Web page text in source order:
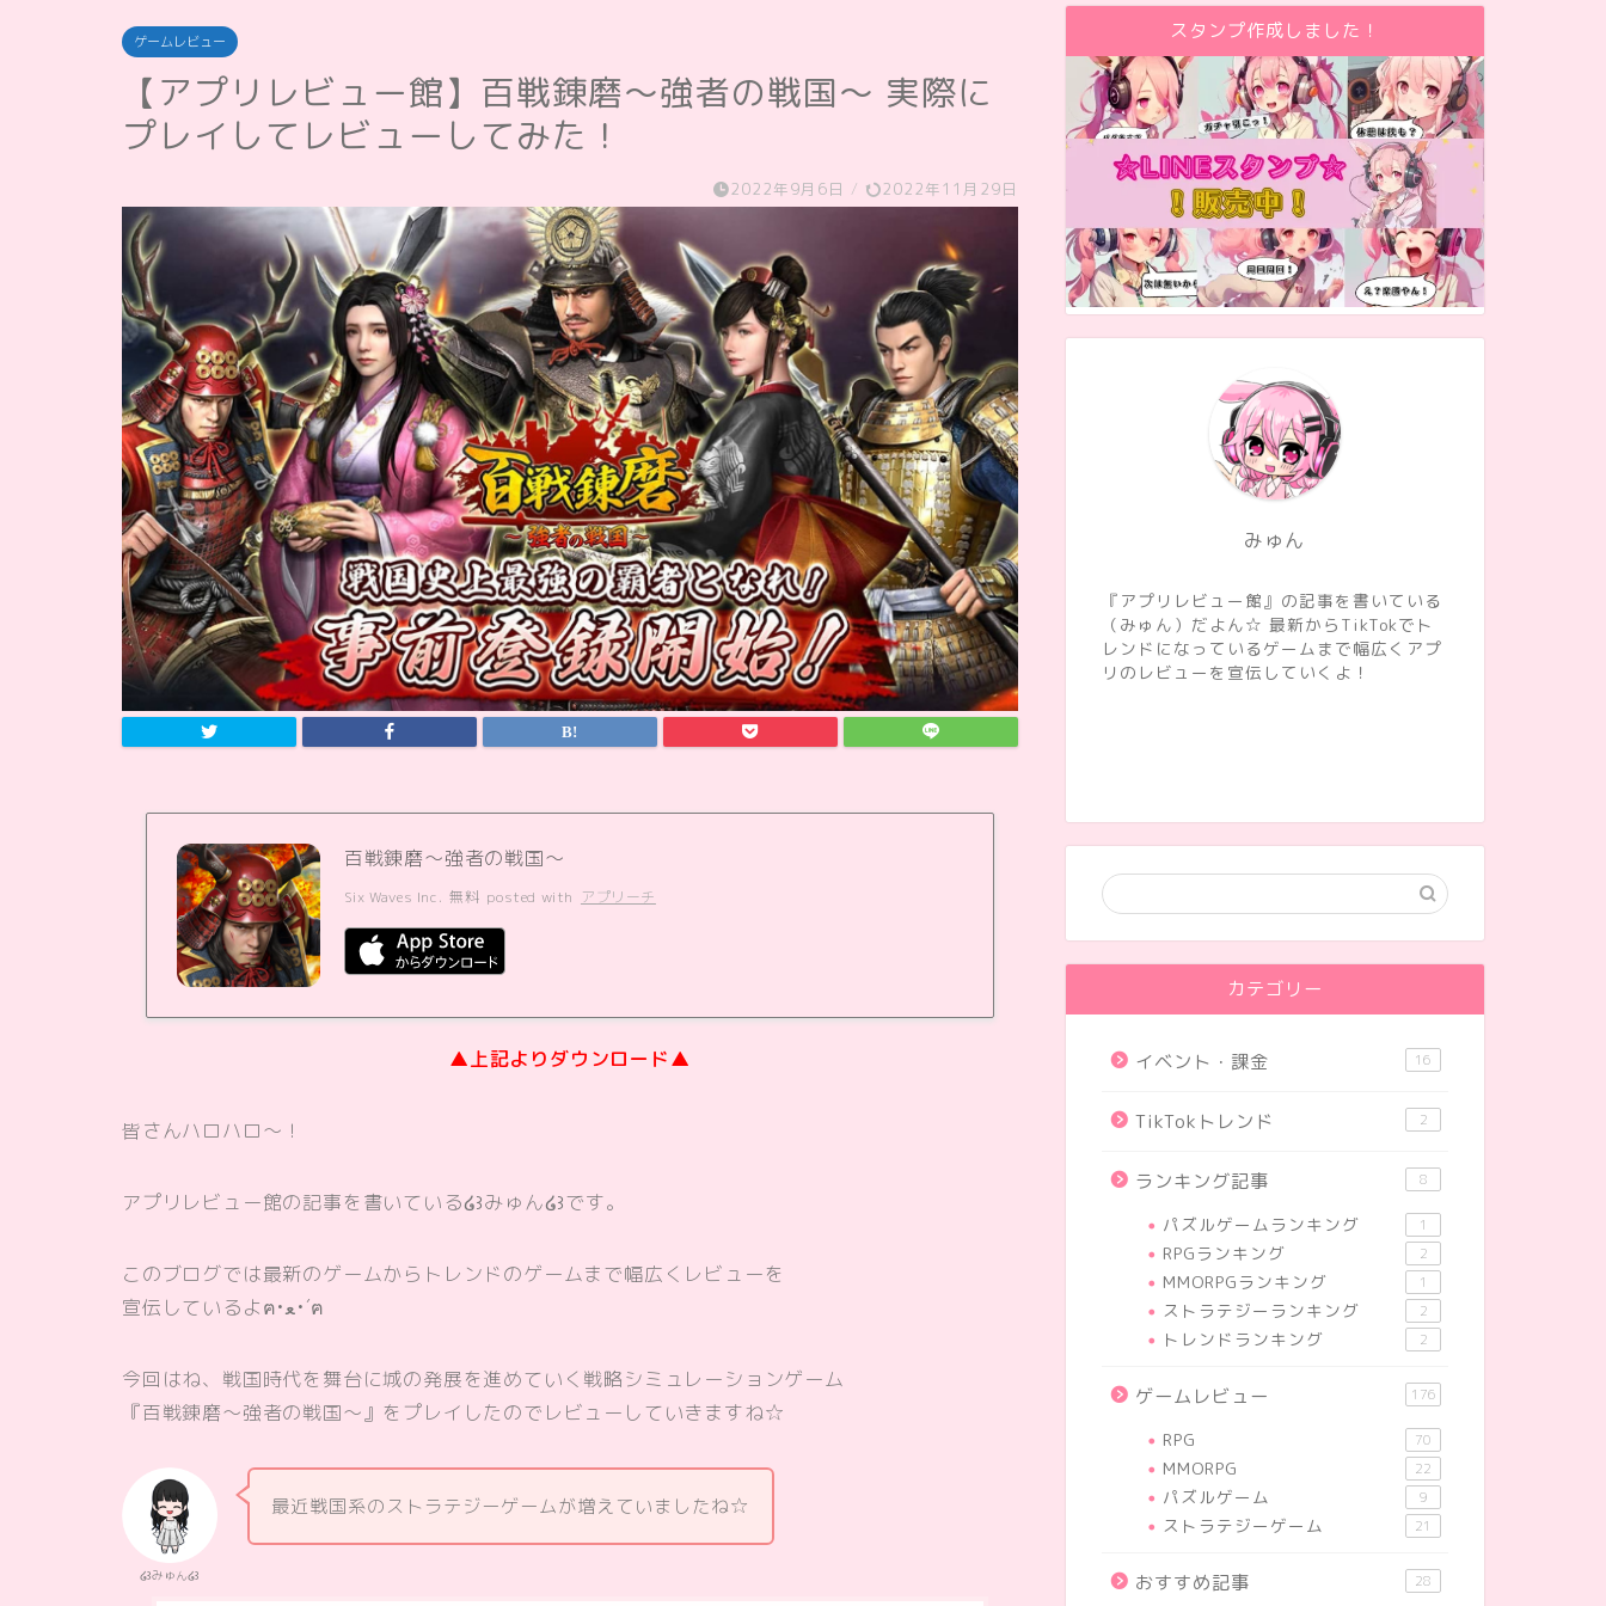
ゲームレビュー
【アプリレビュー館】百戦錬磨～強者の戦国～ 実際に
プレイしてレビューしてみた！
2022年9月6日 / 2022年11月29日
百戦錬磨～強者の戦国～
Six Waves Inc. 無料 posted with アプリーチ
▲上記よりダウンロード▲
皆さんハロハロ〜！
アプリレビュー館の記事を書いている໒꒱みゅん໒꒱です。
このブログでは最新のゲームからトレンドのゲームまで幅広くレビューを
宣伝しているよฅ•ﻌ•´ฅ
今回はね、戦国時代を舞台に城の発展を進めていく戦略シミュレーションゲーム
『百戦錬磨～強者の戦国～』をプレイしたのでレビューしていきますね☆
໒꒱みゅん໒꒱
最近戦国系のストラテジーゲームが増えていましたね☆
スタンプ作成しました！
みゅん
『アプリレビュー館』の記事を書いている
（みゅん）だよん☆ 最新からTikTokでト
レンドになっているゲームまで幅広くアプ
リのレビューを宣伝していくよ！
カテゴリー
イベント・課金 16
TikTokトレンド 2
ランキング記事 8
パズルゲームランキング 1
RPGランキング 2
MMORPGランキング 1
ストラテジーランキング 2
トレンドランキング 2
ゲームレビュー 176
RPG 70
MMORPG 22
パズルゲーム 9
ストラテジーゲーム 21
おすすめ記事 28